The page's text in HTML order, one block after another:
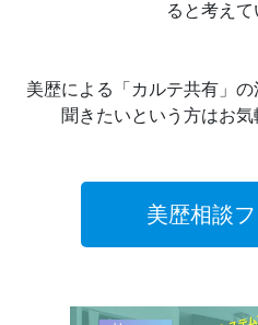
ると考えて
美歴による「カルテ共有」
聞きたいという方はお気
美歴相談